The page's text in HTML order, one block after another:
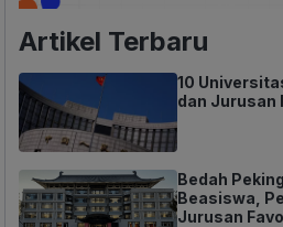
Artikel Terbaru
10
dan Jurusan
Bedah
Beasiswa,
Jurusan